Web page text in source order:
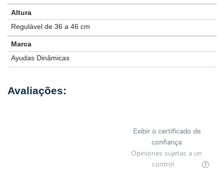
Altura
Regulável de 36 a 46 cm
Marca
Ayudas Dinâmicas
Exibir o certificado de
confiança
Opiniones sujetas a un
control